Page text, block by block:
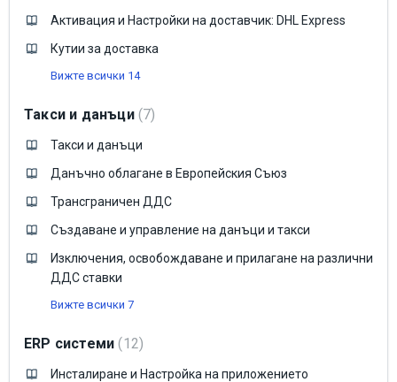
Активация и Настройки на доставчик: DHL Express
Кутии за доставка
Вижте всички 14
Такси и данъци 7
Такси и данъци
Данъчно облагане в Европейския Съюз
Трансграничен ДДС
Създаване и управление на данъци и такси
Изключения, освобождаване и прилагане на различни
ДДС ставки
Вижте всички 7
ERP системи 12
Инсталиране и Настройка на приложението